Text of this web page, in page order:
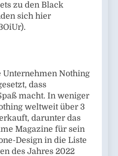
zu den Black
sich hier
Unternehmen Nothing
dass
macht. In weniger
weltweit über 3
darunter das
Magazine für sein
Design in die Liste
des Jahres 2022